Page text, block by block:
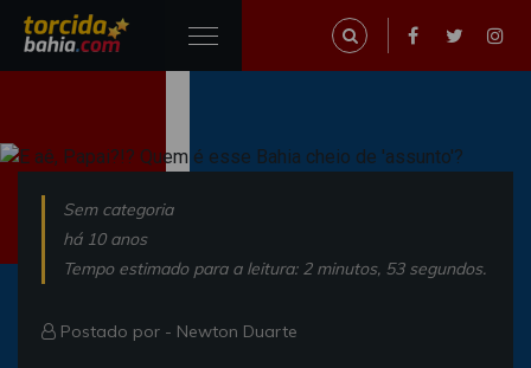
Sem categoria
há 10 anos
Tempo estimado para a leitura: 2 minutos, 53 segundos.
Postado por - Newton Duarte